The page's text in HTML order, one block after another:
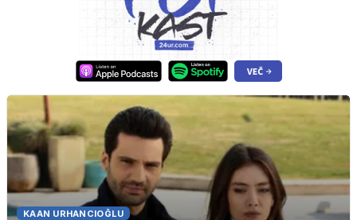
KAAN URHANCIOĞLU